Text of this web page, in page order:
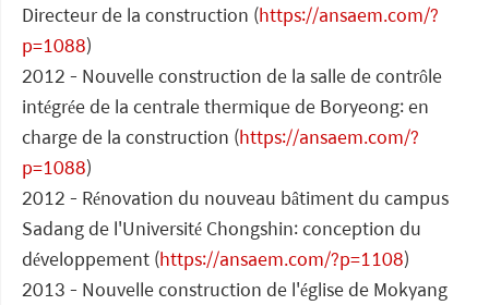
Directeur de la construction (https://ansaem.com/?
p=1088)
2012 - Nouvelle construction de la salle de contrôle
intégrée de la centrale thermique de Boryeong: en
charge de la construction (https://ansaem.com/?
p=1088)
2012 - Rénovation du nouveau bâtiment du campus
Sadang de l'Université Chongshin: conception du
développement (https://ansaem.com/?p=1108)
2013 - Nouvelle construction de l'église de Mokyang